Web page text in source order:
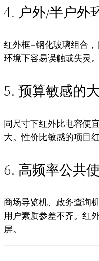
4. 户外/半户外
红外框+钢化玻璃组合
环境下容易误触或失灵。
5. 预算敏感的
同尺寸下红外比电容便
大。性价比敏感的项目
6. 高频率公共
商场导览机、政务查询
用户素质参差不齐。红
屏。